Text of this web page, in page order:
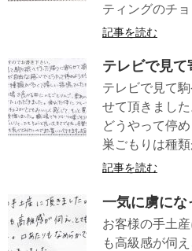
ティングのチ
記事を読む
テレビで見て
テレビで見て
せて頂きまし
どうやって停
巣ごもりは種
記事を読む
一気に虜にな
お客様の手土
も高級感が伺